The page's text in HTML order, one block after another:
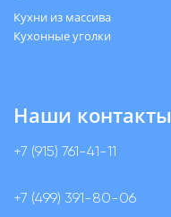
Кухни из массива
Кухонные уголки
Наши контакты
+7 (915) 761-41-11
+7 (499) 391-80-06